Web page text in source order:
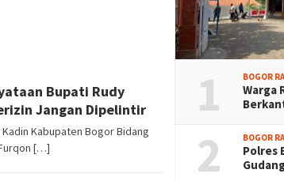
Bupati Rudy
Jangan Dipelintir
Kabupaten Bogor Bidang
[…]
1 BOGOR
Warga
2 BOGOR
Polres